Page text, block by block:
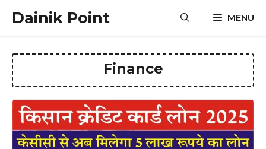
Dainik Point MENU
Finance